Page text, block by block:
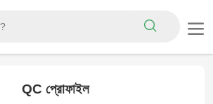
QC প্রোফাইল